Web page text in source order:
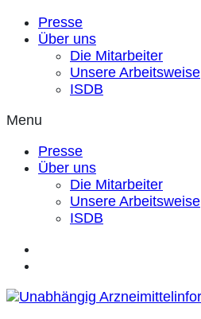
Presse
Über uns
Die Mitarbeiter
Unsere Arbeitsweise
ISDB
Menu
Presse
Über uns
Die Mitarbeiter
Unsere Arbeitsweise
ISDB